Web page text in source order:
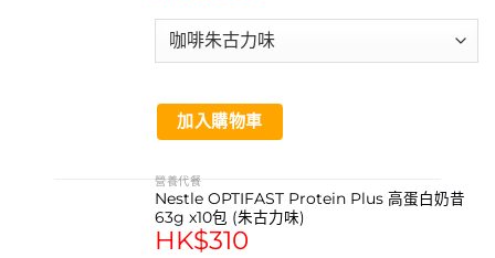
加入購物車
營養代餐
Nestle OPTIFAST Protein Plus 高蛋白奶昔
63g x10包 (朱古力味)
HK$310